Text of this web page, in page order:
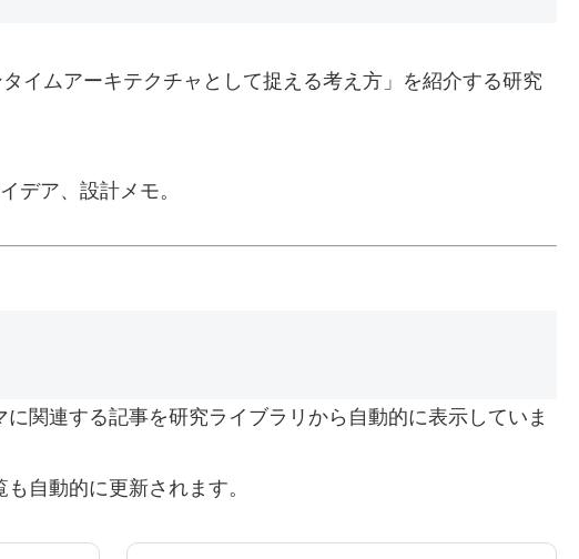
イムアーキテクチャとして捉える考え方」を紹介する研究
デア、設計メモ。
関連する記事を研究ライブラリから自動的に表示していま
自動的に更新されます。